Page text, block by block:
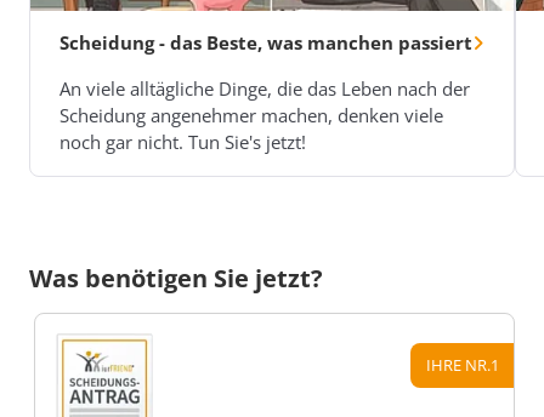
Scheidung - das Beste, was manchen passiert
An viele alltägliche Dinge, die das Leben nach der
Scheidung angenehmer machen, denken viele
noch gar nicht. Tun Sie's jetzt!
Was benötigen Sie jetzt?
IHRE NR.1